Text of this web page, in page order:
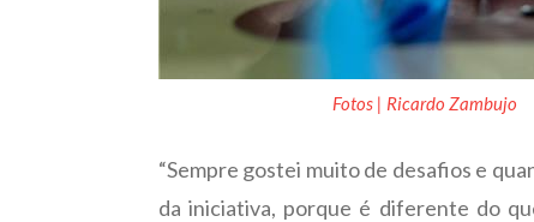
Fotos | Ricardo Zambujo
“Sempre gostei muito de desafios e
da iniciativa, porque é diferente do